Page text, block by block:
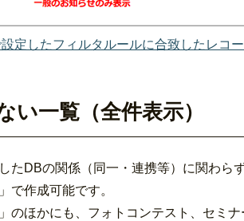
定したフィルタルールに合致したレコ
い一覧（全件表示）
たDBの関係（同一・連携等）に関わら
で作成可能です。
のほかにも、フォトコンテスト、セミ